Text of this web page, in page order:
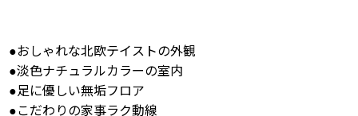
●おしゃれな北欧テイストの外観
●淡色ナチュラルカラーの室内
●足に優しい無垢フロア
●こだわりの家事ラク動線